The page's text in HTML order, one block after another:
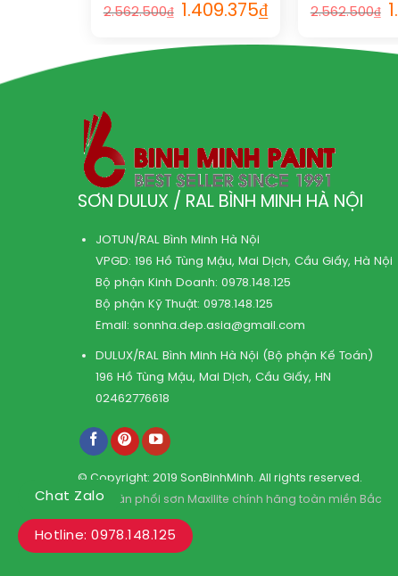
2.562.500₫ 1.409.375₫
2.562.500₫
SƠN DULUX / RAL BÌNH MINH HÀ NỘI
JOTUN/RAL Bình Minh Hà Nội
VPGD: 196 Hồ Tùng Mậu, Mai Dịch, Cầu Giấy, Hà Nội
Bộ phận Kinh Doanh:0978.148.125
Bộ phận Kỹ Thuật:0978.148.125
Email: sonnha.dep.asia@gmail.com
DULUX/RAL Bình Minh Hà Nội (Bộ phận Kế Toán)
196 Hồ Tùng Mậu, Mai Dịch, Cầu Giấy, HN
02462776618
© Copyright: 2019 SonBinhMinh. All rights reserved.
Kho phân phối sơn Maxilite chính hãng toàn miền Bắc
Chat Zalo
Hotline: 0978.148.125